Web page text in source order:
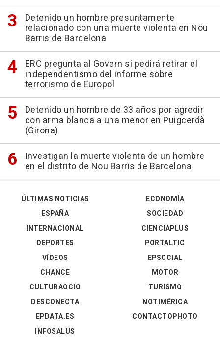
Detenido un hombre presuntamente
relacionado con una muerte violenta en Nou
Barris de Barcelona
ERC pregunta al Govern si pedirá retirar el
independentismo del informe sobre
terrorismo de Europol
Detenido un hombre de 33 años por agredir
con arma blanca a una menor en Puigcerdà
(Girona)
Investigan la muerte violenta de un hombre
en el distrito de Nou Barris de Barcelona
ÚLTIMAS NOTICIAS
ESPAÑA
INTERNACIONAL
DEPORTES
VÍDEOS
ECONOMÍA
SOCIEDAD
CIENCIAPLUS
PORTALTIC
EPSOCIAL
CHANCE
CULTURAOCIO
DESCONECTA
EPDATA.ES
INFOSALUS
MOTOR
TURISMO
NOTIMÉRICA
CONTACTOPHOTO